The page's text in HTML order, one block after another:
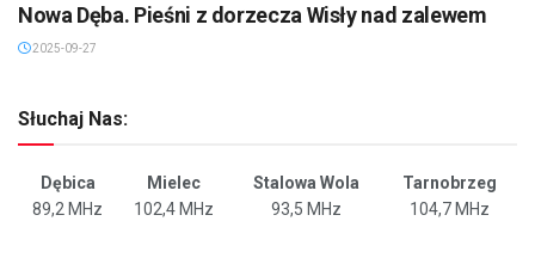
Nowa Dęba. Pieśni z dorzecza Wisły nad zalewem
2025-09-27
Słuchaj Nas:
Dębica Mielec Stalowa Wola
Tarnobrzeg
89,2 MHz
102,4 MHz 93,5 MHz 104,7 MHz